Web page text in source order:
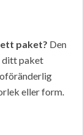
paket? Den
ditt paket
eller form.